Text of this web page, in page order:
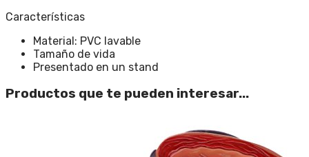
Características
Material: PVC lavable
Tamaño de vida
Presentado en un stand
Productos que te pueden interesar...